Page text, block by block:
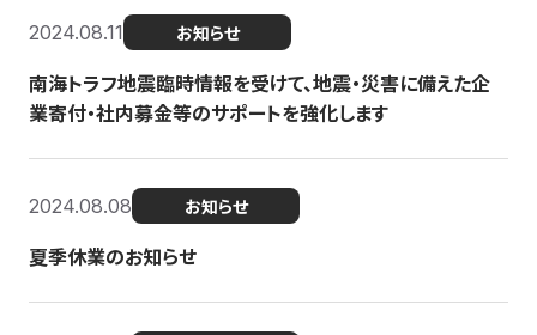
2024.08.11 お知らせ
南海トラフ地震臨時情報を受けて、地震・災害に備えた企
業寄付・社内募金等のサポートを強化します
2024.08.08 お知らせ
夏季休業のお知らせ